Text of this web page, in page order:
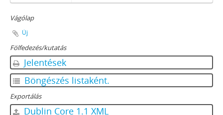
Vágólap
Új
Fölfedezés/kutatás
Jelentések
Böngészés listaként.
Exportálás
Dublin Core 1.1 XML